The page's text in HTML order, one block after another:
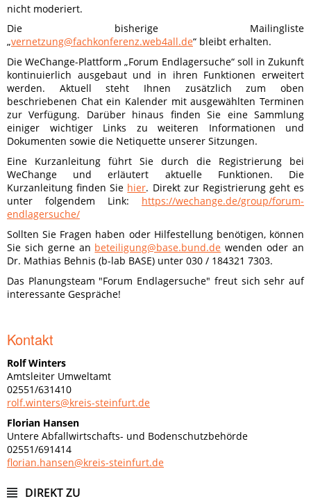
nicht moderiert.
Die bisherige Mailingliste
„vernetzung@fachkonferenz.web4all.de“ bleibt erhalten.
Die WeChange-Plattform „Forum Endlagersuche“ soll in Zukunft
kontinuierlich ausgebaut und in ihren Funktionen erweitert
werden. Aktuell steht Ihnen zusätzlich zum oben
beschriebenen Chat ein Kalender mit ausgewählten Terminen
zur Verfügung. Darüber hinaus finden Sie eine Sammlung
einiger wichtiger Links zu weiteren Informationen und
Dokumenten sowie die Netiquette unserer Sitzungen.
Eine Kurzanleitung führt Sie durch die Registrierung bei
WeChange und erläutert aktuelle Funktionen. Die
Kurzanleitung finden Sie hier. Direkt zur Registrierung geht es
unter folgendem Link: https://wechange.de/group/forum-
endlagersuche/
Sollten Sie Fragen haben oder Hilfestellung benötigen, können
Sie sich gerne an beteiligung@base.bund.de wenden oder an
Dr. Mathias Behnis (b-lab BASE) unter 030 / 184321 7303.
Das Planungsteam "Forum Endlagersuche" freut sich sehr auf
interessante Gespräche!
Kontakt
Rolf Winters
Amtsleiter Umweltamt
02551/631410
rolf.winters@kreis-steinfurt.de
Florian Hansen
Untere Abfallwirtschafts- und Bodenschutzbehörde
02551/691414
florian.hansen@kreis-steinfurt.de
DIREKT ZU